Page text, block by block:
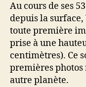
Au cours de ses
depuis la
toute première
prise à une
centimètres). Ce
premières photos
autre planète.